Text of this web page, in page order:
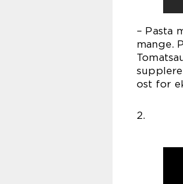
– Pasta
mange.
ost for
2.